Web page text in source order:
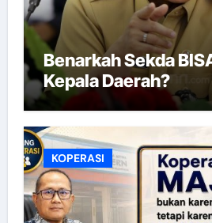
Benarkah Sekda
Kepala Daerah?
KOPERASI